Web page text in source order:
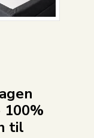
100%
til